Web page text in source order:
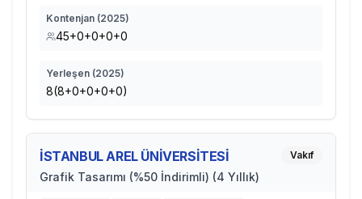
Kontenjan (2025)
45+0+0+0+0
Yerleşen (2025)
8(8+0+0+0+0)
İSTANBUL AREL ÜNİVERSİTESİ
Grafik Tasarımı (%50 İndirimli) (4 Yıllık)
Vakıf